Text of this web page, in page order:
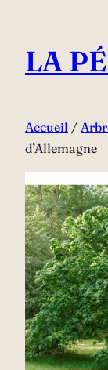
contenu
LA
Accueil /
d’Allemagne